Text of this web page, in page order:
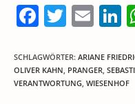
F
c
e
T
itt
er
E
ai
l
k
e
SCHLAGWÖRTER: ARIANE
OLIVER KAHN, PRANGER,
VERANTWORTUNG, WIESENHOF